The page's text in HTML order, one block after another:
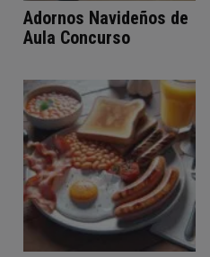
Adornos Navideños de
Aula Concurso